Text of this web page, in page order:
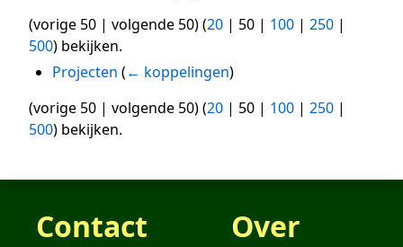
(vorige 50 | volgende 50) (20 | 50 | 100 | 250 |
500) bekijken.
Projecten (← koppelingen)
(vorige 50 | volgende 50) (20 | 50 | 100 | 250 |
500) bekijken.
Contact Over